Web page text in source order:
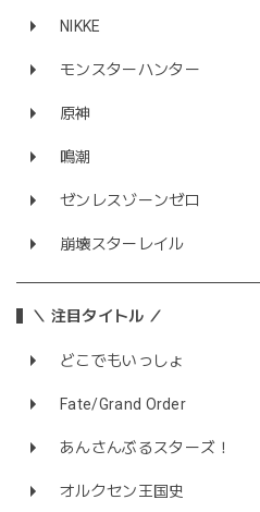
NIKKE
モンスターハンター
原神
鳴潮
ゼンレスゾーンゼロ
崩壊スターレイル
＼ 注目タイトル ／
どこでもいっしょ
Fate/Grand Order
あんさんぶるスターズ！
オルクセン王国史